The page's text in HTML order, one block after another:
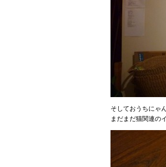
そしておうちにゃ
まだまだ猫関連の